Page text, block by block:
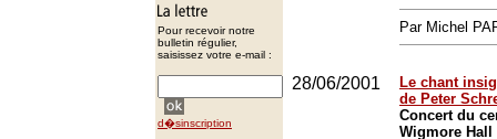
Pour recevoir notre
bulletin régulier,
saisissez votre e-mail :
d�sinscription
Par Michel
28/06/2001
Le chant
de Peter
Concert du
Wigmore Hall